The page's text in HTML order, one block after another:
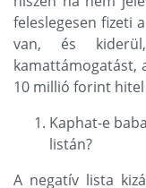
feleslegesen fizeti
van, és
kamattámogatást,
10 millió forint
Kaphat-e
listán?
A negatív lista